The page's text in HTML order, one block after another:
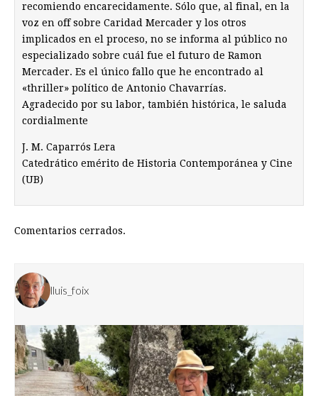
recomiendo encarecidamente. Sólo que, al final, en la
voz en off sobre Caridad Mercader y los otros
implicados en el proceso, no se informa al público no
especializado sobre cuál fue el futuro de Ramon
Mercader. Es el único fallo que he encontrado al
«thriller» político de Antonio Chavarrías.
Agradecido por su labor, también histórica, le saluda
cordialmente
J. M. Caparrós Lera
Catedrático emérito de Historia Contemporánea y Cine
(UB)
Comentarios cerrados.
lluis_foix